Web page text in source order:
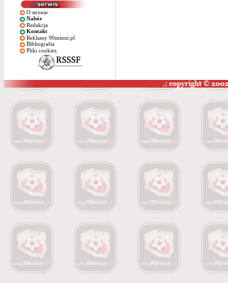
O stronie
Nabór
Redakcja
Kontakt
Reklamy 90minut.pl
Bibliografia
Pliki cookies